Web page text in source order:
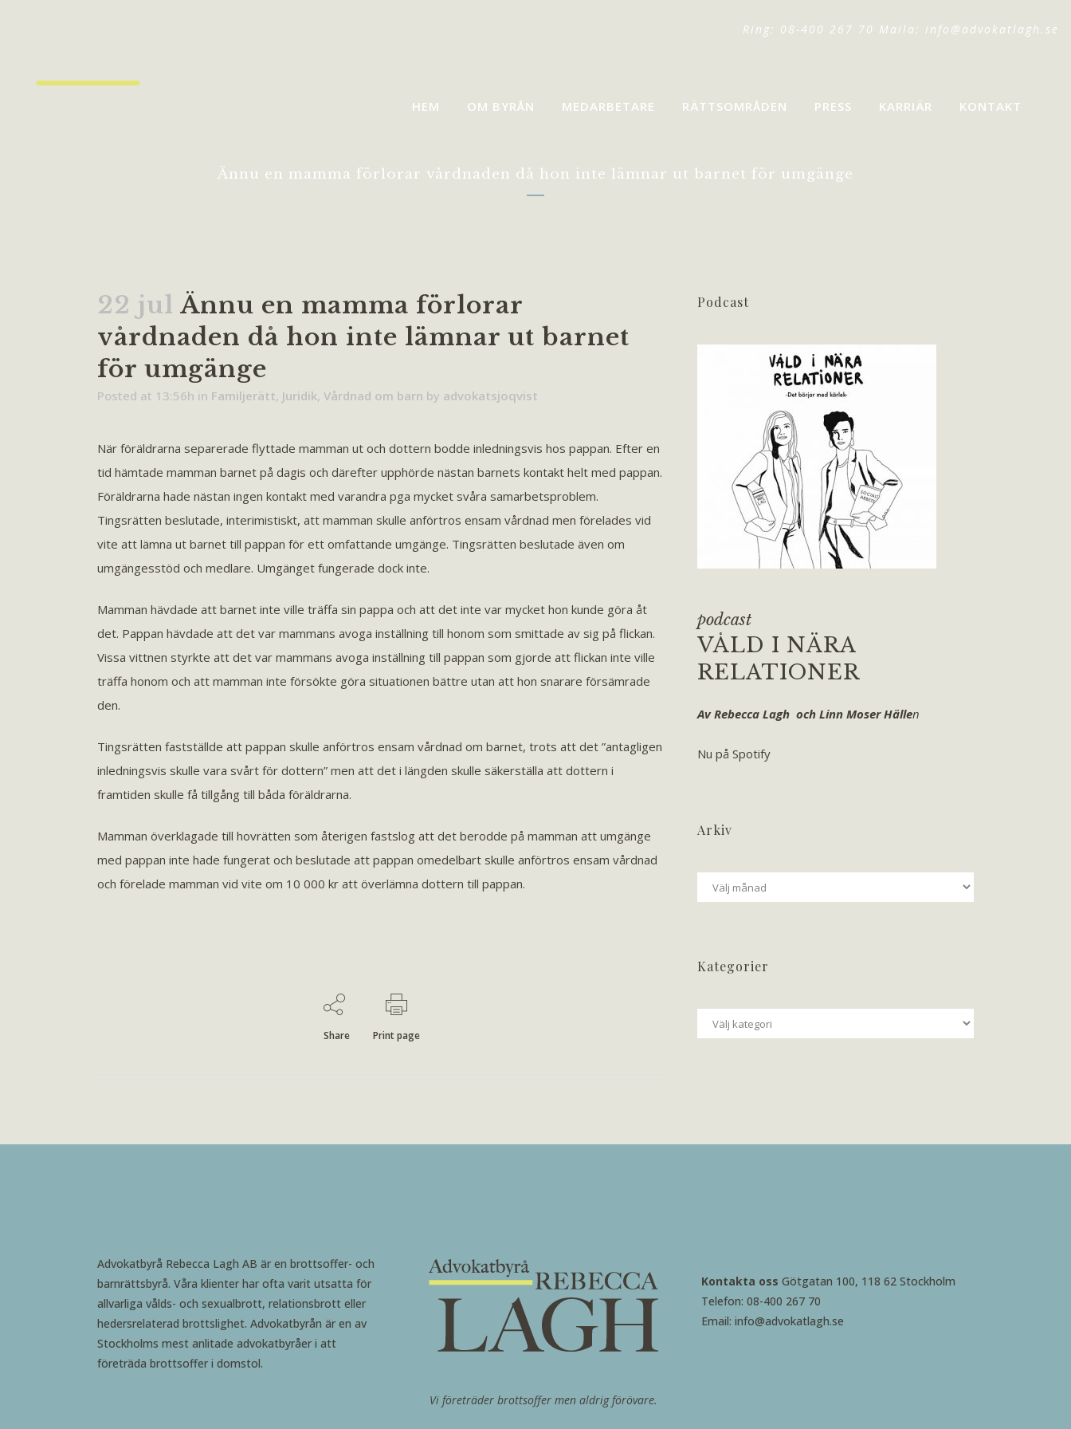
Ring: 08-400 267 70 Maila: info@advokatlagh.se
HEM OM BYRÅN MEDARBETARE RÄTTSOMRÅDEN PRESS KARRIÄR KONTAKT
Ännu en mamma förlorar vårdnaden då hon inte lämnar ut barnet för umgänge
22 jul Ännu en mamma förlorar
vårdnaden då hon inte lämnar ut barnet
för umgänge
Posted at 13:56h in Familjerätt, Juridik, Vårdnad om barn by advokatsjoqvist
När föräldrarna separerade flyttade mamman ut och dottern bodde inledningsvis hos pappan. Efter en
tid hämtade mamman barnet på dagis och därefter upphörde nästan barnets kontakt helt med pappan.
Föräldrarna hade nästan ingen kontakt med varandra pga mycket svåra samarbetsproblem.
Tingsrätten beslutade, interimistiskt, att mamman skulle anförtros ensam vårdnad men förelades vid
vite att lämna ut barnet till pappan för ett omfattande umgänge. Tingsrätten beslutade även om
umgängesstöd och medlare. Umgänget fungerade dock inte.
Mamman hävdade att barnet inte ville träffa sin pappa och att det inte var mycket hon kunde göra åt
det. Pappan hävdade att det var mammans avoga inställning till honom som smittade av sig på flickan.
Vissa vittnen styrkte att det var mammans avoga inställning till pappan som gjorde att flickan inte ville
träffa honom och att mamman inte försökte göra situationen bättre utan att hon snarare försämrade
den.
Tingsrätten fastställde att pappan skulle anförtros ensam vårdnad om barnet, trots att det ”antagligen
inledningsvis skulle vara svårt för dottern” men att det i längden skulle säkerställa att dottern i
framtiden skulle få tillgång till båda föräldrarna.
Mamman överklagade till hovrätten som återigen fastslog att det berodde på mamman att umgänge
med pappan inte hade fungerat och beslutade att pappan omedelbart skulle anförtros ensam vårdnad
och förelade mamman vid vite om 10 000 kr att överlämna dottern till pappan.
Share Print page
Podcast
podcast
VÅLD I NÄRA
RELATIONER
Av Rebecca Lagh och Linn Moser Hällen
Nu på Spotify
Arkiv
Arkiv
Kategorier
Kategorier
Advokatbyrå Rebecca Lagh AB är en brottsoffer- och
barnrättsbyrå. Våra klienter har ofta varit utsatta för
allvarliga vålds- och sexualbrott, relationsbrott eller
hedersrelaterad brottslighet. Advokatbyrån är en av
Stockholms mest anlitade advokatbyråer i att
företräda brottsoffer i domstol.
Vi företräder brottsoffer men aldrig förövare.
Kontakta oss Götgatan 100, 118 62 Stockholm
Telefon: 08-400 267 70
Email: info@advokatlagh.se